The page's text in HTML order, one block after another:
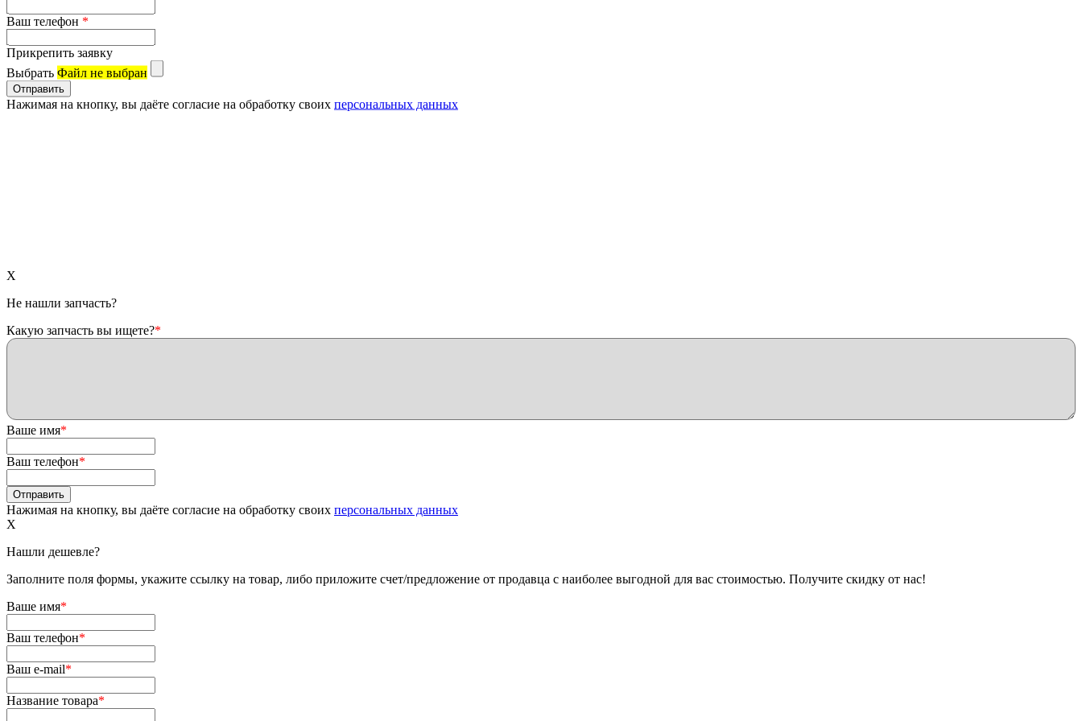
Ваш телефон *
Прикрепить заявку
Выбрать Файл не выбран
Нажимая на кнопку, вы даёте согласие на обработку своих персональных данных
X
Не нашли запчасть?
Какую запчасть вы ищете?*
Ваше имя*
Ваш телефон*
Нажимая на кнопку, вы даёте согласие на обработку своих персональных данных
X
Нашли дешевле?
Заполните поля формы, укажите ссылку на товар, либо приложите счет/предложение от продавца с наиболее выгодной для вас стоимостью. Получите скидку от нас!
Ваше имя*
Ваш телефон*
Ваш e-mail*
Название товара*